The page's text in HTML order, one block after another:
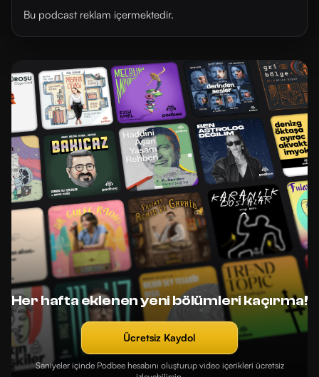
Bu podcast reklam içermektedir.
Her hafta eklenen yeni bölümleri kaçırma!
Ücretsiz Kaydol
Saniyeler içinde Podbee hesabını oluşturup video içerikleri ücretsiz